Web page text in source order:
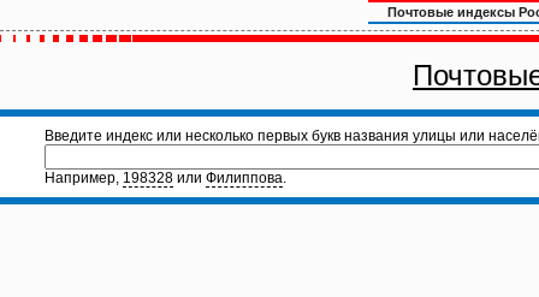
Почтовые индексы
Введите индекс или несколько первых букв названия улицы или
Например, 198328 или Филиппова.